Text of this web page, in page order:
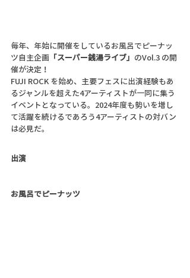
毎年、年始に開催をしているお風呂でピーナッ
ツ自主企画 「スーパー銭湯ライブ」 のVol.3 の開
催が決定！
FUJI ROCK を始め、主要フェスに出演経験もあ
るジャンルを超えた4アーティストが一同に集う
イベントとなっている。2024年度も勢いを増し
て活躍を続けるであろう4アーティストの対バン
は必見だ。
出演
お風呂でピーナッツ